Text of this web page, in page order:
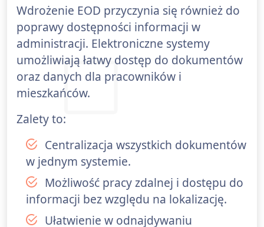
Wdrożenie EOD przyczynia się również do
poprawy dostępności informacji w
administracji. Elektroniczne systemy
umożliwiają łatwy dostęp do dokumentów
oraz danych dla pracowników i
mieszkańców.
Zalety to:
Centralizacja wszystkich dokumentów
w jednym systemie.
Możliwość pracy zdalnej i dostępu do
informacji bez względu na lokalizację.
Ułatwienie w odnajdywaniu